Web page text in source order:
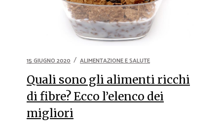
15 GIUGNO 2020 ALIMENTAZIONE E SALUTE
Quali sono gli alimenti ricchi
di fibre? Ecco l’elenco dei
migliori